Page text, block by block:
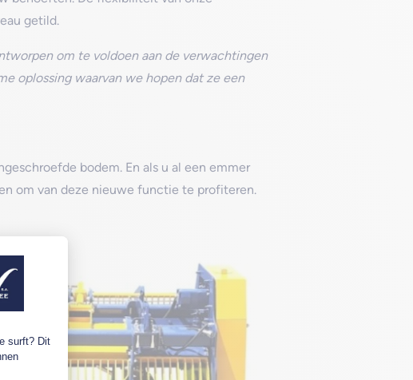
getild.
om te voldoen aan de verwachtingen
oplossing waarvan we hopen dat ze een
bodem. En als u al een emmer
om van deze nieuwe functie te profiteren.